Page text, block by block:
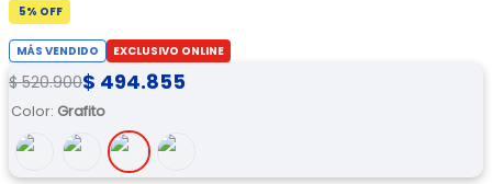
5% OFF
MÁS VENDIDO EXCLUSIVO ONLINE
$ 520.900$ 494.855
Color: Grafito